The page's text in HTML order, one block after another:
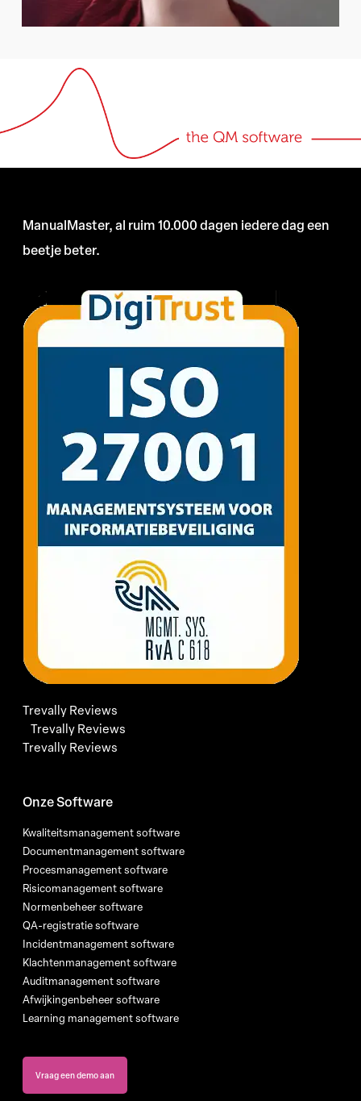
ManualMaster, al ruim 10.000 dagen iedere dag een
beetje beter.
Trevally Reviews
Trevally Reviews
Trevally Reviews
Onze Software
Kwaliteitsmanagement software
Documentmanagement software
Procesmanagement software
Risicomanagement software
Normenbeheer software
QA-registratie software
Incidentmanagement software
Klachtenmanagement software
Auditmanagement software
Afwijkingenbeheer software
Learning management software
Vraag een demo aan